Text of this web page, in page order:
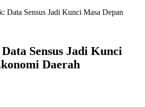
Data Sensus Jadi Kunci Masa Depan
Sensus Jadi Kunci
Daerah